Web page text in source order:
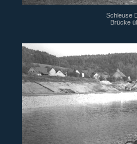
Schleuse
Brücke